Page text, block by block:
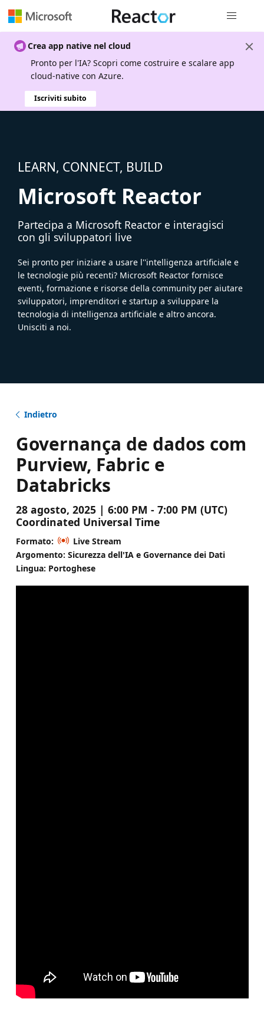
Crea app native nel cloud
Pronto per l'IA? Scopri come costruire e scalare app
cloud-native con Azure.
Iscriviti subito
LEARN, CONNECT, BUILD
Microsoft Reactor
Partecipa a Microsoft Reactor e interagisci
con gli sviluppatori live
Sei pronto per iniziare a usare l''intelligenza artificiale e
le tecnologie più recenti? Microsoft Reactor fornisce
eventi, formazione e risorse della community per aiutare
sviluppatori, imprenditori e startup a sviluppare la
tecnologia di intelligenza artificiale e altro ancora.
Unisciti a noi.
Indietro
Governança de dados com
Purview, Fabric e
Databricks
28 agosto, 2025 | 6:00 PM - 7:00 PM (UTC)
Coordinated Universal Time
Formato:
Live Stream
Argomento: Sicurezza dell'IA e Governance dei Dati
Lingua: Portoghese